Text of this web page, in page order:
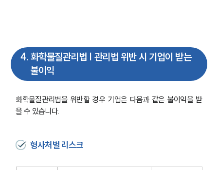
대륜법률상담예약
4. 화학물질관리법 | 관리법 위반 시 기업이 받는
불이익
화학물질관리법을 위반할 경우 기업은 다음과 같은 불이익을 받
을 수 있습니다.
형사처벌 리스크